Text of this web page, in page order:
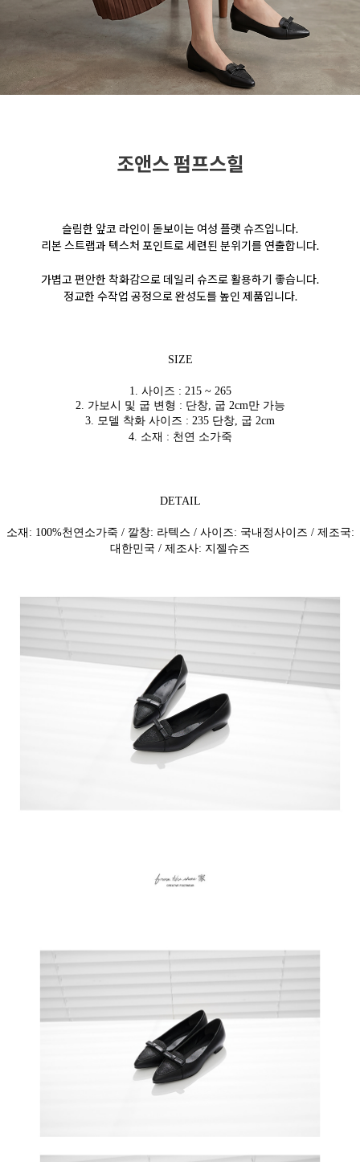
조앤스 펌프스힐
슬림한 앞코 라인이 돋보이는 여성 플랫 슈즈입니다.
리본 스트랩과 텍스처 포인트로 세련된 분위기를 연출합니다.
가볍고 편안한 착화감으로 데일리 슈즈로 활용하기 좋습니다.
정교한 수작업 공정으로 완성도를 높인 제품입니다.
SIZE
1. 사이즈 : 215 ~ 265
2. 가보시 및 굽 변형 : 단창, 굽 2cm만 가능
3. 모델 착화 사이즈 : 235 단창, 굽 2cm
4. 소재 : 천연 소가죽
DETAIL
소재: 100%천연소가죽 / 깔창: 라텍스 / 사이즈: 국내정사이즈 / 제조국:
대한민국 / 제조사: 지젤슈즈